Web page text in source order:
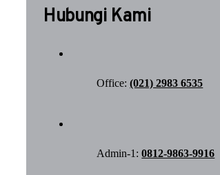
Hubungi Kami
Office:(021) 2983 6535
Admin-1:0812-9863-9916